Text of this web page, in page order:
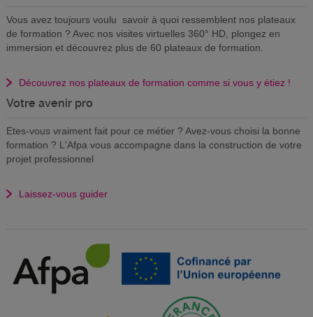
Vous avez toujours voulu savoir à quoi ressemblent nos plateaux
de formation ? Avec nos visites virtuelles 360° HD, plongez en
immersion et découvrez plus de 60 plateaux de formation.
Découvrez nos plateaux de formation comme si vous y étiez !
Votre avenir pro
Etes-vous vraiment fait pour ce métier ? Avez-vous choisi la bonne
formation ? L'Afpa vous accompagne dans la construction de votre
projet professionnel
Laissez-vous guider